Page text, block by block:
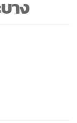
าง